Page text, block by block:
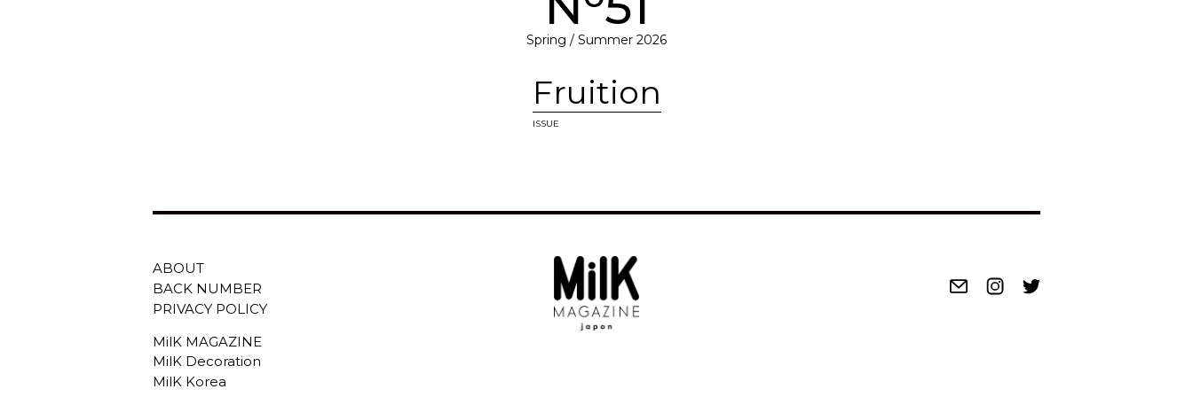
Spring / Summer 2026
Fruition
ISSUE
ABOUT
BACK NUMBER
PRIVACY POLICY
MilK MAGAZINE
MilK Decoration
MilK Korea